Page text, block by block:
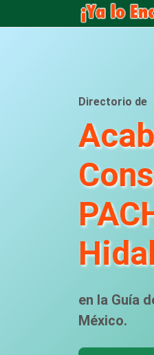
Directorio de
en la Guía
México.